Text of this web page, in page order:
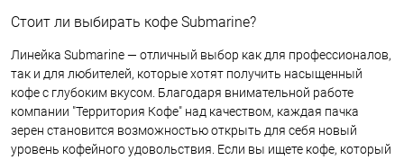
Стоит ли выбирать кофе Submarine?
Линейка Submarine — отличный выбор как для профессионалов,
так и для любителей, которые хотят получить насыщенный
кофе с глубоким вкусом. Благодаря внимательной работе
компании "Территория Кофе" над качеством, каждая пачка
зерен становится возможностью открыть для себя новый
уровень кофейного удовольствия. Если вы ищете кофе, который